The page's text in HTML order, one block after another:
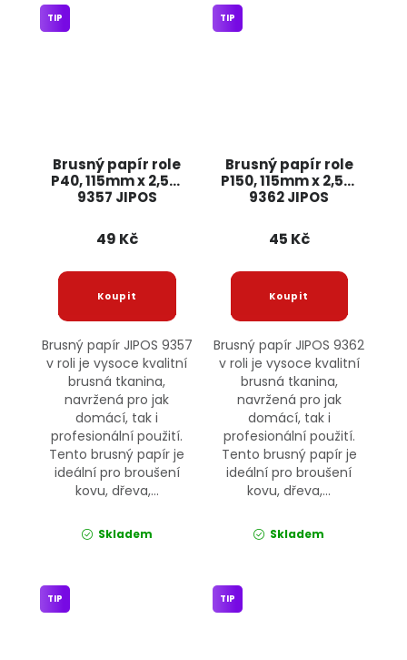
Brusný papír role
P40, 115mm x 2,5m
9357 JIPOS
TIP
49 Kč
Brusný papír JIPOS 9357
v roli je vysoce kvalitní
brusná tkanina,
navržená pro jak
domácí, tak i
profesionální použití.
Tento brusný papír je
ideální pro broušení
kovu, dřeva,...
Skladem
Brusný papír role
P150, 115mm x 2,5m
9362 JIPOS
TIP
45 Kč
Brusný papír JIPOS 9362
v roli je vysoce kvalitní
brusná tkanina,
navržená pro jak
domácí, tak i
profesionální použití.
Tento brusný papír je
ideální pro broušení
kovu, dřeva,...
Skladem
TIP TIP